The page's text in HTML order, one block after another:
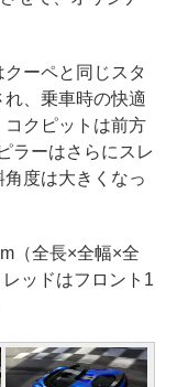
ーペと同じスタ
、乗車時の快適
クピットは前方
ラーはさらにスレ
度は大きくなっ
（全長×全幅×全
ッドはフロント1